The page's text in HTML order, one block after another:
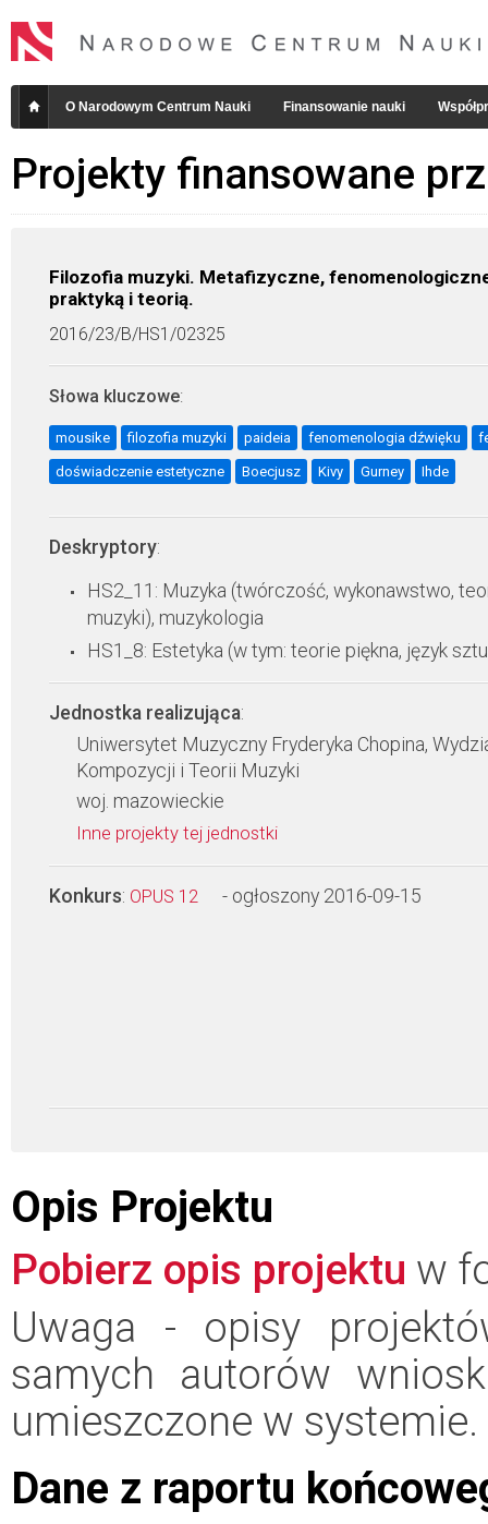
O Narodowym Centrum Nauki Finansowanie nauki
Projekty finansowane
Filozofia muzyki. Metafizyczne,
praktyką i teorią.
2016/23/B/HS1/02325
Słowa kluczowe:
mousike filozofia muzyki paideia fenomenologia dźwięku
doświadczenie estetyczne Boecjusz Kivy Gurney Ihde
Deskryptory:
HS2_11: Muzyka (twórczość, wykonawstwo,
muzyki), muzykologia
HS1_8: Estetyka (w tym: teorie piękna, język
Jednostka realizująca:
Uniwersytet Muzyczny Fryderyka Chopina,
Kompozycji i Teorii Muzyki
woj. mazowieckie
Inne projekty tej jednostki
Konkurs: OPUS 12 - ogłoszony 2016-09-15
Opis Projektu
Pobierz opis projektu w
Uwaga - opisy
samych autorów
umieszczone w systemie.
Dane z raportu